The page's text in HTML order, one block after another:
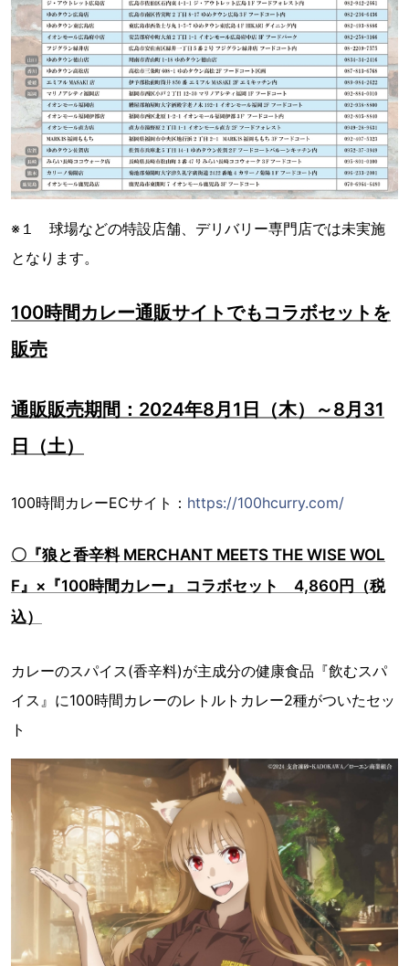
※１ 球場などの特設店舗、デリバリー専門店では未実施
となります。
100時間カレー通販サイトでもコラボセットを
販売
通販販売期間：2024年8月1日（木）～8月31
日（土）
100時間カレーECサイト： https://100hcurry.com/
〇『狼と香辛料 MERCHANT MEETS THE WISE WOL
F』×『100時間カレー』 コラボセット 4,860円（税
込）
カレーのスパイス(香辛料)が主成分の健康食品『飲むスパ
イス』に100時間カレーのレトルトカレー2種がついたセッ
ト